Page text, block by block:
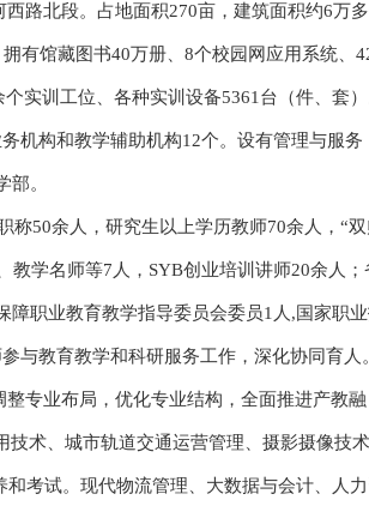
路北段。占地面积270亩，建筑面积约6万
有馆藏图书40万册、8个校园网应用系统、
实训工位、各种实训设备5361台（件、套）
构和教学辅助机构12个。设有管理与服务
。
50余人，研究生以上学历教师70余人，“
教学名师等7人，SYB创业培训讲师20余人；
职业教育教学指导委员会委员1人,国家职
与教育教学和科研服务工作，深化协同育人。
专业布局，优化专业结构，全面推进产教融
术、城市轨道交通运营管理、摄影摄像技术
考试。现代物流管理、大数据与会计、人